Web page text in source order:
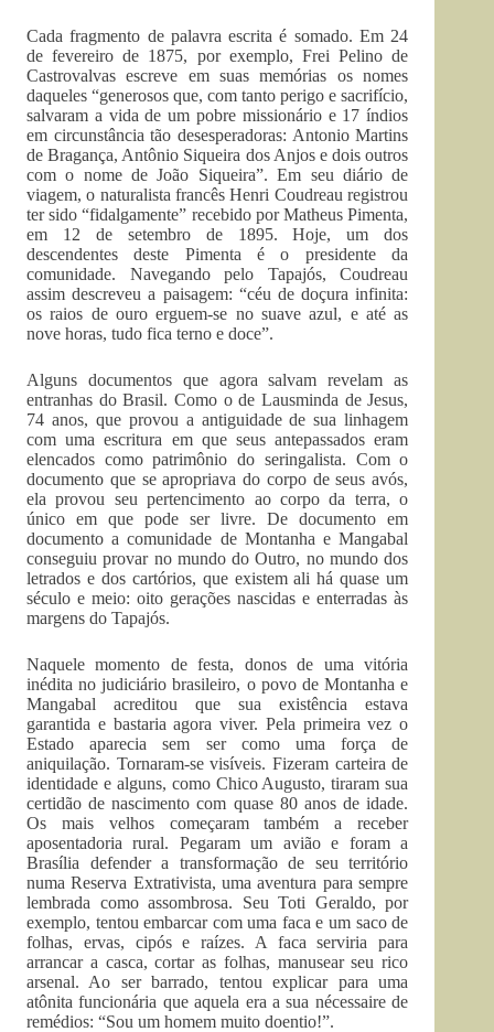
Cada fragmento de palavra escrita é somado. Em 24
de fevereiro de 1875, por exemplo, Frei Pelino de
Castrovalvas escreve em suas memórias os nomes
daqueles “generosos que, com tanto perigo e sacrifício,
salvaram a vida de um pobre missionário e 17 índios
em circunstância tão desesperadoras: Antonio Martins
de Bragança, Antônio Siqueira dos Anjos e dois outros
com o nome de João Siqueira”. Em seu diário de
viagem, o naturalista francês Henri Coudreau registrou
ter sido “fidalgamente” recebido por Matheus Pimenta,
em 12 de setembro de 1895. Hoje, um dos
descendentes deste Pimenta é o presidente da
comunidade. Navegando pelo Tapajós, Coudreau
assim descreveu a paisagem: “céu de doçura infinita:
os raios de ouro erguem-se no suave azul, e até as
nove horas, tudo fica terno e doce”.
Alguns documentos que agora salvam revelam as
entranhas do Brasil. Como o de Lausminda de Jesus,
74 anos, que provou a antiguidade de sua linhagem
com uma escritura em que seus antepassados eram
elencados como patrimônio do seringalista. Com o
documento que se apropriava do corpo de seus avós,
ela provou seu pertencimento ao corpo da terra, o
único em que pode ser livre. De documento em
documento a comunidade de Montanha e Mangabal
conseguiu provar no mundo do Outro, no mundo dos
letrados e dos cartórios, que existem ali há quase um
século e meio: oito gerações nascidas e enterradas às
margens do Tapajós.
Naquele momento de festa, donos de uma vitória
inédita no judiciário brasileiro, o povo de Montanha e
Mangabal acreditou que sua existência estava
garantida e bastaria agora viver. Pela primeira vez o
Estado aparecia sem ser como uma força de
aniquilação. Tornaram-se visíveis. Fizeram carteira de
identidade e alguns, como Chico Augusto, tiraram sua
certidão de nascimento com quase 80 anos de idade.
Os mais velhos começaram também a receber
aposentadoria rural. Pegaram um avião e foram a
Brasília defender a transformação de seu território
numa Reserva Extrativista, uma aventura para sempre
lembrada como assombrosa. Seu Toti Geraldo, por
exemplo, tentou embarcar com uma faca e um saco de
folhas, ervas, cipós e raízes. A faca serviria para
arrancar a casca, cortar as folhas, manusear seu rico
arsenal. Ao ser barrado, tentou explicar para uma
atônita funcionária que aquela era a sua nécessaire de
remédios: “Sou um homem muito doentio!”.